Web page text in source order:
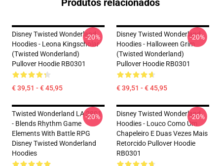
Produtos relacionados
Disney Twisted Wonderland
Hoodies - Leona Kingscholar
(Twisted Wonderland)
Pullover Hoodie RB0301
€ 39,51 - € 45,95
-20%
Disney Twisted Wonderland
Hoodies - Halloween Grim
(Twisted Wonderland)
Pullover Hoodie RB0301
€ 39,51 - € 45,95
-20%
Twisted Wonderland LA 2801
- Blends Rhythm Game
Elements With Battle RPG
Disney Twisted Wonderland
Hoodies
-20%
Disney Twisted Wonderland
Hoodies - Louco Como Um
Chapeleiro E Duas Vezes Mais
Retorcido Pullover Hoodie
RB0301
-20%